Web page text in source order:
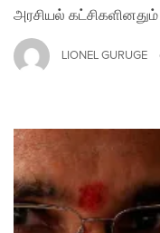
அரசியல்
LIONEL GURUGE